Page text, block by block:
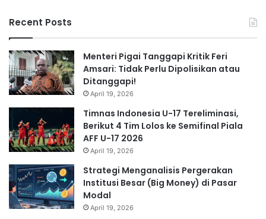
Recent Posts
Menteri Pigai Tanggapi Kritik Feri
Amsari: Tidak Perlu Dipolisikan atau
Ditanggapi!
April 19, 2026
Timnas Indonesia U-17 Tereliminasi,
Berikut 4 Tim Lolos ke Semifinal Piala
AFF U-17 2026
April 19, 2026
Strategi Menganalisis Pergerakan
Institusi Besar (Big Money) di Pasar
Modal
April 19, 2026